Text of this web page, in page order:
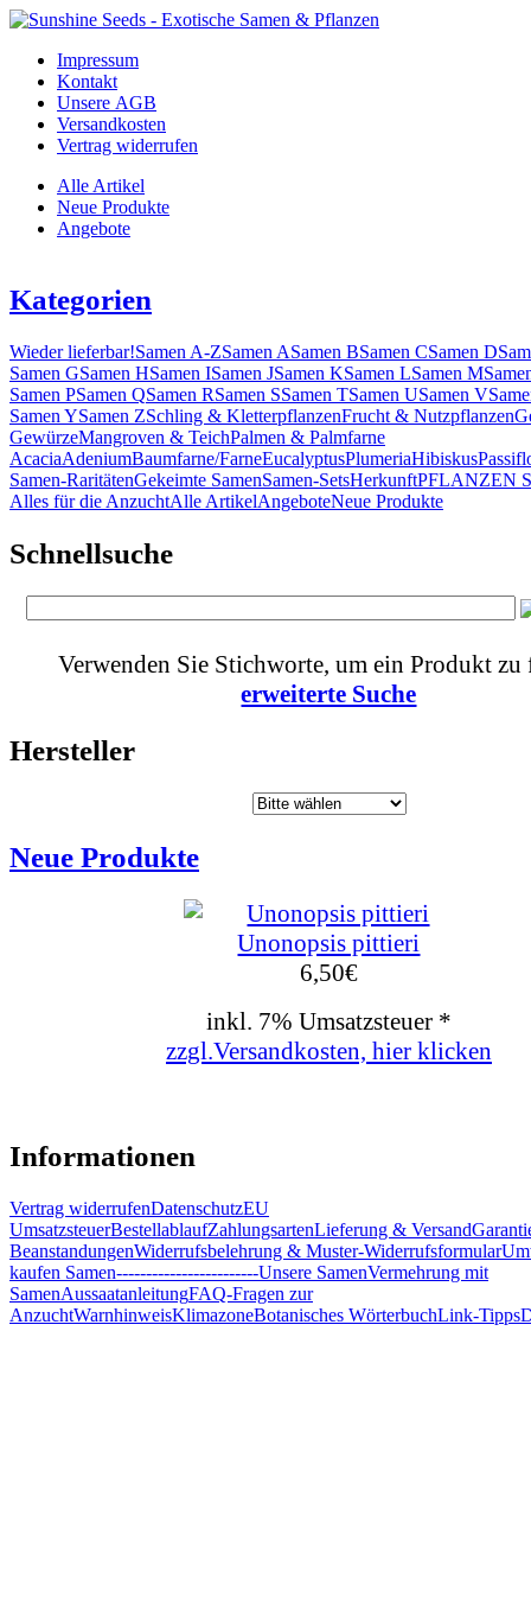
Impressum
Kontakt
Unsere AGB
Versandkosten
Vertrag widerrufen
Alle Artikel
Neue Produkte
Angebote
Kategorien
Wieder lieferbar!Samen A-ZSamen ASamen BSamen CSamen D
Samen GSamen HSamen ISamen JSamen KSamen LSamen M
Samen PSamen QSamen RSamen SSamen TSamen USamen V
Samen YSamen ZSchling & KletterpflanzenFrucht & Nutzpflanzen
GewürzeMangroven & TeichPalmen & Palmfarne
AcaciaAdeniumBaumfarne/FarneEucalyptusPlumeriaHibiskus
Samen-RaritätenGekeimte SamenSamen-SetsHerkunftPFLANZEN
Alles für die AnzuchtAlle ArtikelAngeboteNeue Produkte
Schnellsuche
Verwenden Sie Stichworte, um ein Produkt zu
erweiterte Suche
Hersteller
Neue Produkte
Unonopsis pittieri
6,50€
inkl. 7% Umsatzsteuer *
zzgl.Versandkosten, hier klicken
Informationen
Vertrag widerrufenDatenschutzEU
UmsatzsteuerBestellablaufZahlungsartenLieferung & Versand
BeanstandungenWiderrufsbelehrung & Muster-Widerrufsformular
kaufen Samen------------------------Unsere SamenVermehrung mit
SamenAussaatanleitungFAQ-Fragen zur
AnzuchtWarnhinweisKlimazoneBotanisches WörterbuchLink-Tipps